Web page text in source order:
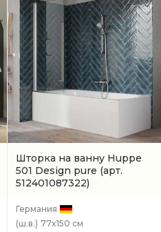
Шторка на ванну Huppe
501 Design pure (арт.
512401087322)
Германия
(ш.в.) 77x150 см